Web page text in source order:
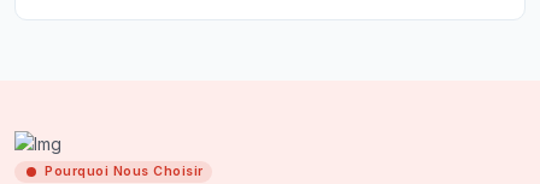
Pourquoi Nous Choisir